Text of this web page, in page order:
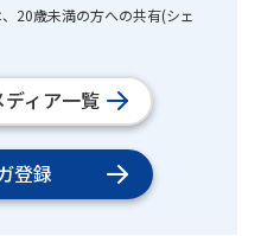
20歳未満の方への共有(シェ
ィア一覧
登録